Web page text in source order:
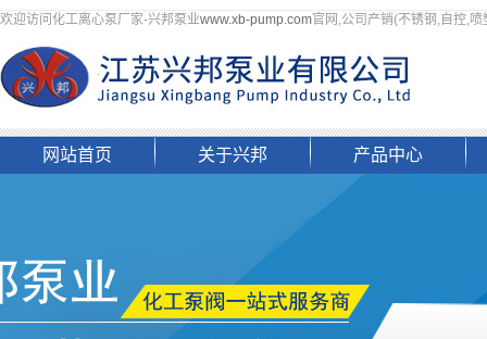
欢迎访问化工离心泵厂家-兴邦泵业www.xb-pump.com官网,公司产销(不锈钢,自控,
网站首页 关于兴邦
资质荣誉
文化理念
产品中心
上海磷胺料浆泵